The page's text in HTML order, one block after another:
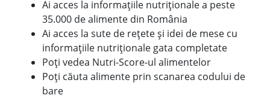
Ai acces la informațiile nutriționale a peste
35.000 de alimente din România
Ai acces la sute de rețete și idei de mese cu
informațiile nutriționale gata completate
Poți vedea Nutri-Score-ul alimentelor
Poți căuta alimente prin scanarea codului de
bare